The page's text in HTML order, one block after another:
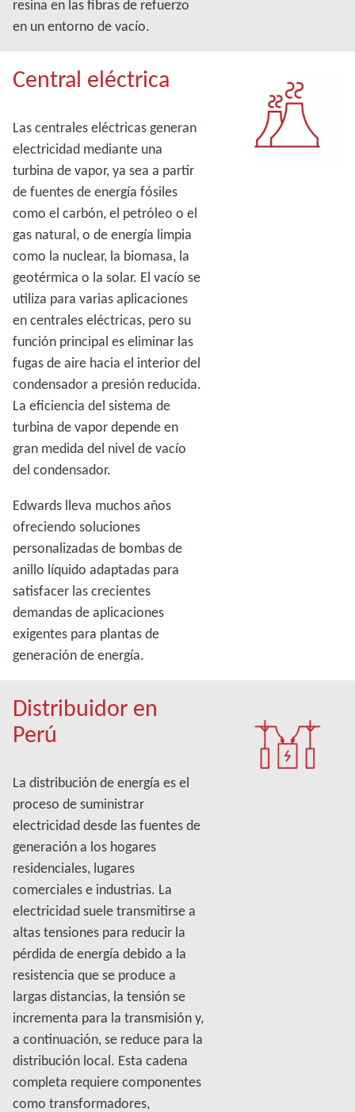
resina en las fibras de refuerzo
en un entorno de vacío.
Central eléctrica
Las centrales eléctricas generan
electricidad mediante una
turbina de vapor, ya sea a partir
de fuentes de energía fósiles
como el carbón, el petróleo o el
gas natural, o de energía limpia
como la nuclear, la biomasa, la
geotérmica o la solar. El vacío se
utiliza para varias aplicaciones
en centrales eléctricas, pero su
función principal es eliminar las
fugas de aire hacia el interior del
condensador a presión reducida.
La eficiencia del sistema de
turbina de vapor depende en
gran medida del nivel de vacío
del condensador.
Edwards lleva muchos años
ofreciendo soluciones
personalizadas de bombas de
anillo líquido adaptadas para
satisfacer las crecientes
demandas de aplicaciones
exigentes para plantas de
generación de energía.
Distribuidor en
Perú
La distribución de energía es el
proceso de suministrar
electricidad desde las fuentes de
generación a los hogares
residenciales, lugares
comerciales e industrias. La
electricidad suele transmitirse a
altas tensiones para reducir la
pérdida de energía debido a la
resistencia que se produce a
largas distancias, la tensión se
incrementa para la transmisión y,
a continuación, se reduce para la
distribución local. Esta cadena
completa requiere componentes
como transformadores,